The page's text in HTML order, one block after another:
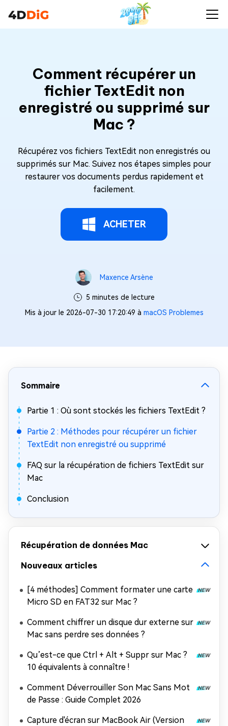
Comment récupérer un
fichier TextEdit non
enregistré ou supprimé sur
Mac ?
Récupérez vos fichiers TextEdit non enregistrés ou
supprimés sur Mac. Suivez nos étapes simples pour
restaurer vos documents perdus rapidement et
facilement.
ACHETER
Maxence Arsène
5 minutes de lecture
Mis à jour le 2026-07-30 17:20:49 à macOS Problemes
Sommaire
Partie 1 : Où sont stockés les fichiers TextEdit ?
Partie 2 : Méthodes pour récupérer un fichier
TextEdit non enregistré ou supprimé
FAQ sur la récupération de fichiers TextEdit sur
Mac
Conclusion
Récupération de données Mac
Nouveaux articles
[4 méthodes] Comment formater une carte
Micro SD en FAT32 sur Mac ?
Comment chiffrer un disque dur externe sur
Mac sans perdre ses données ?
Qu’est-ce que Ctrl + Alt + Suppr sur Mac ?
10 équivalents à connaître !
Comment Déverrouiller Son Mac Sans Mot
de Passe : Guide Complet 2026
Capture d'écran sur MacBook Air (Version